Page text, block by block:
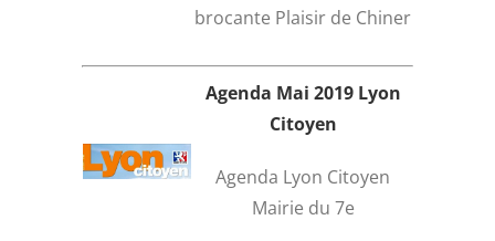
brocante Plaisir de Chiner
Agenda Mai 2019 Lyon
Citoyen
Agenda Lyon Citoyen
Mairie du 7e